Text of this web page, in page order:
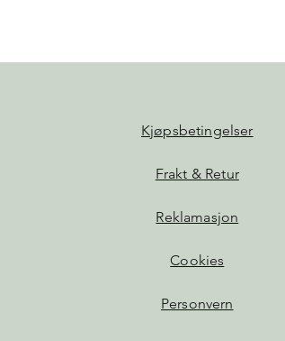
Kjøpsbetingelser
Frakt & Retur
Reklamasjon
Cookies
Personvern